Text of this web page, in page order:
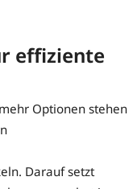
effiziente
Optionen stehen
Darauf setzt